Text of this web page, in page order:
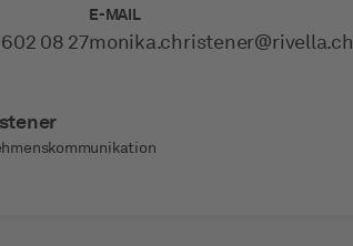
08 27
E-MAIL
monika.christener­@rivella.ch